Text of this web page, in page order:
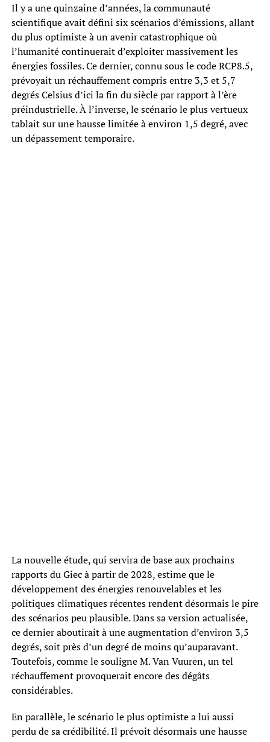
Il y a une quinzaine d’années, la communauté
scientifique avait défini six scénarios d’émissions, allant
du plus optimiste à un avenir catastrophique où
l’humanité continuerait d’exploiter massivement les
énergies fossiles. Ce dernier, connu sous le code RCP8.5,
prévoyait un réchauffement compris entre 3,3 et 5,7
degrés Celsius d’ici la fin du siècle par rapport à l’ère
préindustrielle. À l’inverse, le scénario le plus vertueux
tablait sur une hausse limitée à environ 1,5 degré, avec
un dépassement temporaire.
La nouvelle étude, qui servira de base aux prochains
rapports du Giec à partir de 2028, estime que le
développement des énergies renouvelables et les
politiques climatiques récentes rendent désormais le pire
des scénarios peu plausible. Dans sa version actualisée,
ce dernier aboutirait à une augmentation d’environ 3,5
degrés, soit près d’un degré de moins qu’auparavant.
Toutefois, comme le souligne M. Van Vuuren, un tel
réchauffement provoquerait encore des dégâts
considérables.
En parallèle, le scénario le plus optimiste a lui aussi
perdu de sa crédibilité. Il prévoit désormais une hausse